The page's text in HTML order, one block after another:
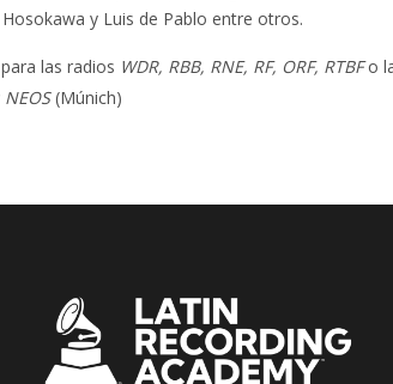
y Luis de Pablo entre otros.
las radios WDR, RBB, RNE, RF, ORF, RTBFo
NEOS(Múnich)